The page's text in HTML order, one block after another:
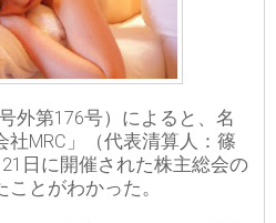
外第176号）によると、名
MRC」（代表清算人：篠
日に開催された株主総会の
とがわかった。